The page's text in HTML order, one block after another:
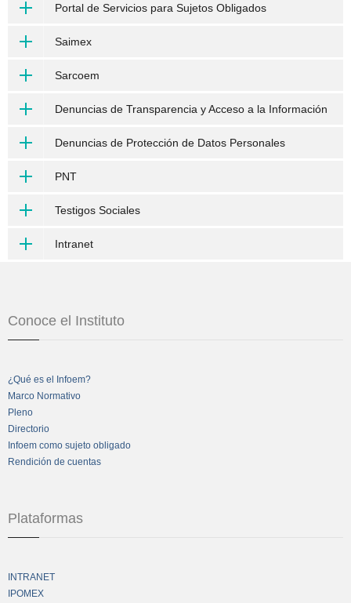
Portal de Servicios para Sujetos Obligados
Saimex
Sarcoem
Denuncias de Transparencia y Acceso a la Información
Denuncias de Protección de Datos Personales
PNT
Testigos Sociales
Intranet
Conoce el Instituto
¿Qué es el Infoem?
Marco Normativo
Pleno
Directorio
Infoem como sujeto obligado
Rendición de cuentas
Plataformas
INTRANET
IPOMEX